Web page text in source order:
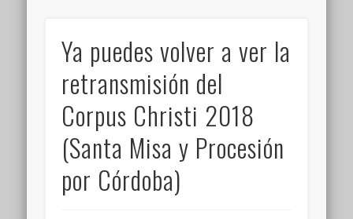
Ya puedes volver a ver la
retransmisión del
Corpus Christi 2018
(Santa Misa y Procesión
por Córdoba)